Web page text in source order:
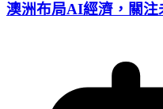
澳洲布局AI經濟，關注